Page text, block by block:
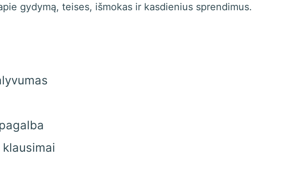
gydymą, teises, išmokas ir kasdienius sprendimus.